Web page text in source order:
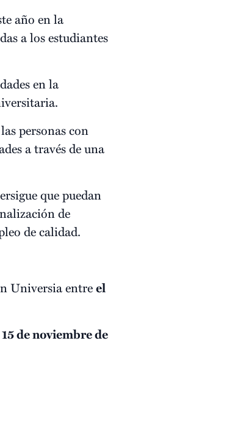
año en la
a los estudiantes
en la
personas con
a través de una
que puedan
de
de calidad.
Universia entreel
de noviembre de